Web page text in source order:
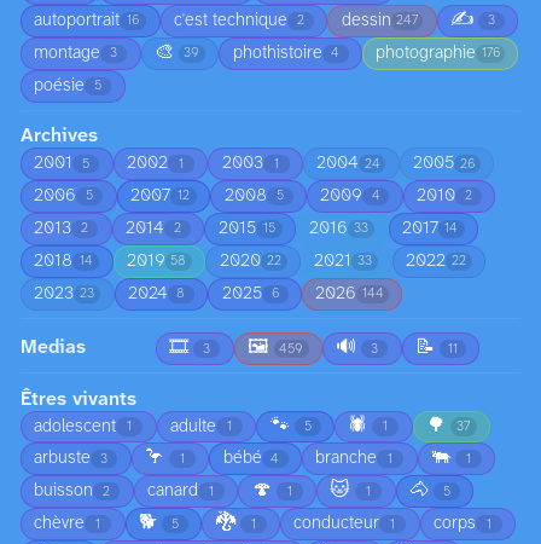
autoportrait 16 c'est technique 2 dessin 247 ✍️ 3
montage 3 🎨 39 phothistoire 4 photographie 176
poésie 5
Archives
2001 5 2002 1 2003 1 2004 24 2005 26
2006 5 2007 12 2008 5 2009 4 2010 2
2013 2 2014 2 2015 15 2016 33 2017 14
2018 14 2019 58 2020 22 2021 33 2022 22
2023 23 2024 8 2025 6 2026 144
Medias 🎞️ 3 🖼️ 459 🔊 3 📝 11
Êtres vivants
adolescent 1 adulte 1 🐾 5 🕷️ 1 🌳 37
arbuste 3 🦩 1 bébé 4 branche 1 🐃 1
buisson 2 canard 1 🍄 1 🐱 1 🐴 5
chèvre 1 🐕 5 🐉 1 conducteur 1 corps 1